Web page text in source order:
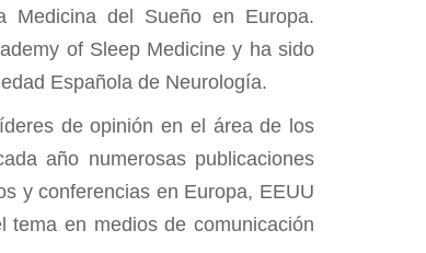
Medicina del Sueño en Europa.
of Sleep Medicine y ha sido
Española de Neurología.
de opinión en el área de los
año numerosas publicaciones
y conferencias en Europa, EEUU
en medios de comunicación